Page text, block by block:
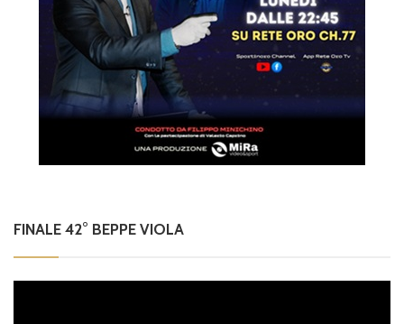
FINALE 42° BEPPE VIOLA